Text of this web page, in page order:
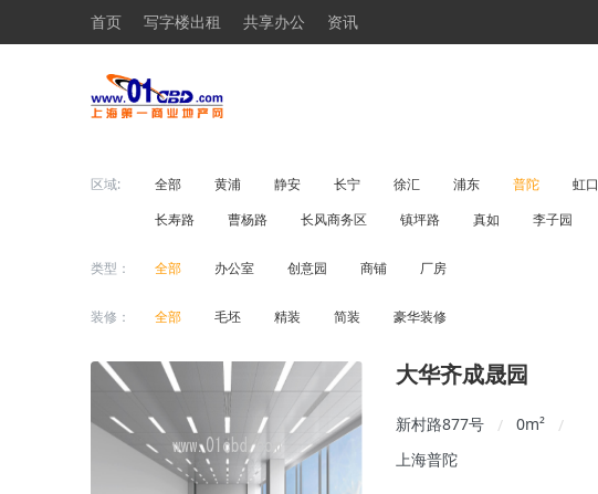
首页 写字楼出租 共享办公 资讯
区域: 全部 黄浦 静安 长宁 徐汇 浦东 普陀 虹口
长寿路
曹杨路 长风商务区 镇坪路 真如 李子园
类型： 全部 办公室 创意园 商铺 厂房
装修： 全部 毛坯 精装 简装 豪华装修
大华齐成晟园
新村路877号 / 0m²
/
上海普陀